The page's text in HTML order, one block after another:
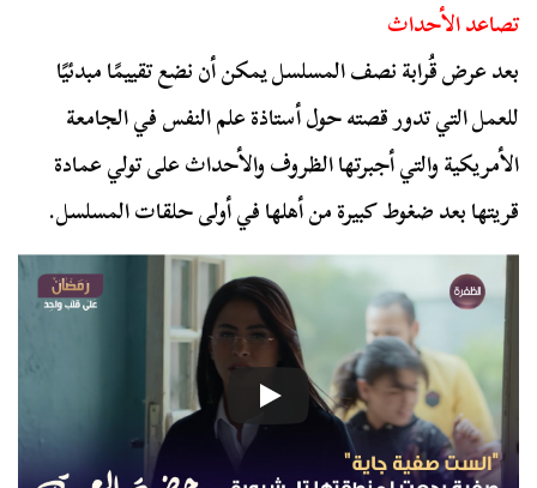
تصاعد الأحداث
بعد عرض قُرابة نصف المسلسل يمكن أن نضع تقييمًا مبدئيًا
للعمل التي تدور قصته حول أستاذة علم النفس في الجامعة
الأمريكية والتي أجبرتها الظروف والأحداث على تولي عمادة
قريتها بعد ضغوط كبيرة من أهلها في أولى حلقات المسلسل.